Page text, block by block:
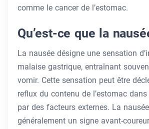
comme le cancer de l’estomac.
Qu’est-ce que la
La nausée désigne une sensation
malaise gastrique, entraînant
vomir. Cette sensation peut être
reflux du contenu de l’estomac
par des facteurs externes. La
généralement un signe avant-